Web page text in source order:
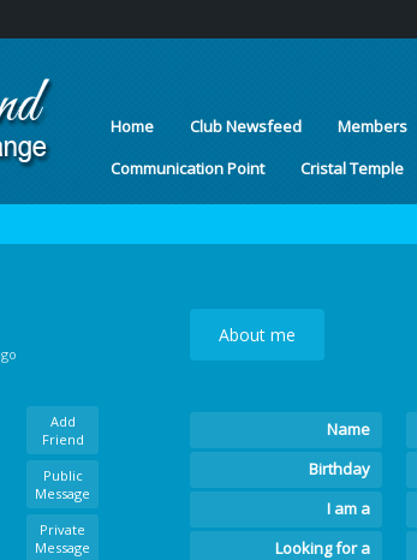
Home Club Newsfeed Members
Communication Point
Cristal Temple
Add
Friend
Public
Message
Private
Message
About me
Name
Birthday
I am a
Looking for a